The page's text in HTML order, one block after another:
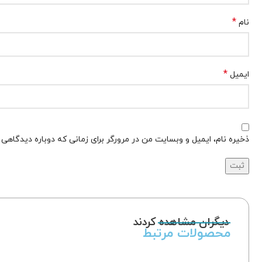
نام *
ایمیل *
ذخیره نام، ایمیل و وبسایت من در مرورگر برای زمانی که دوباره
دیگران مشاهده کردند
محصولات مرتبط